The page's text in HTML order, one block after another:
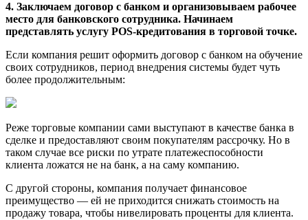
4. Заключаем договор с банком и организовываем рабочее
место для банковского сотрудника. Начинаем
представлять услугу POS-кредитования в торговой точке.
Если компания решит оформить договор с банком на обучение
своих сотрудников, период внедрения системы будет чуть
более продолжительным:
Реже торговые компании сами выступают в качестве банка в
сделке и предоставляют своим покупателям рассрочку. Но в
таком случае все риски по утрате платежеспособности
клиента ложатся не на банк, а на саму компанию.
С другой стороны, компания получает финансовое
преимущество — ей не приходится снижать стоимость на
продажу товара, чтобы нивелировать проценты для клиента.